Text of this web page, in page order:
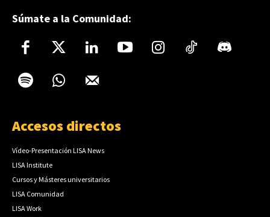
Súmate a la Comunidad:
Accesos directos
Vídeo-Presentación LISA News
LISA Institute
Cursos y Másteres universitarios
LISA Comunidad
LISA Work